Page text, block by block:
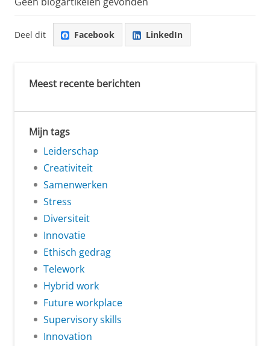
Deel dit Facebook LinkedIn
Meest recente berichten
Mijn tags
Leiderschap
Creativiteit
Samenwerken
Stress
Diversiteit
Innovatie
Ethisch gedrag
Telework
Hybrid work
Future workplace
Supervisory skills
Innovation